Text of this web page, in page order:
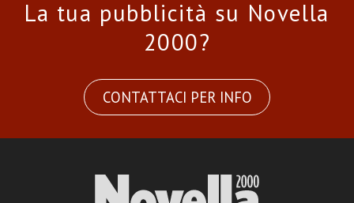
La tua pubblicità su Novella
2000?
CONTATTACI PER INFO